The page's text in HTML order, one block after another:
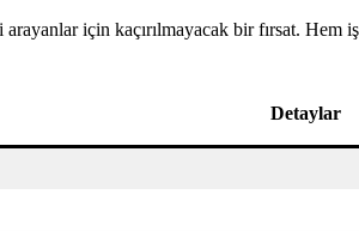
için kaçırılmayacak bir fırsat.
Detaylar